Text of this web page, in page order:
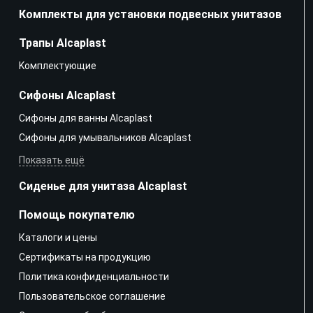
Комплекты для установки подвесных унитазов
Трапы Alcaplast
Kомплектующие
Сифоны Alcaplast
Сифоны для ванны Alcaplast
Сифоны для умывальников Alcaplast
Показать ещё
Сиденье для унитаза Alcaplast
Помощь покупателю
Каталоги и цены
Сертификаты на продукцию
Политика конфиденциальности
Пользовательское соглашение